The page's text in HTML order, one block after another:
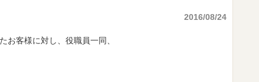
2016/08/24
お客様に対し、役職員一同、